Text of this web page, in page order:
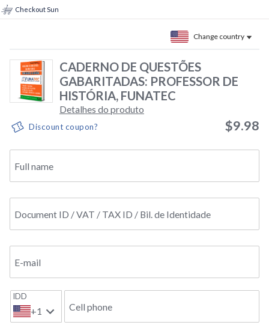
Checkout Sun
Change country
CADERNO DE QUESTÕES
GABARITADAS: PROFESSOR DE
HISTÓRIA, FUNATEC
Detalhes do produto
Discount coupon? $9.98
Full name
Document ID / VAT / TAX ID / Bil. de Identidade
E-mail
IDD
+1 Cell phone